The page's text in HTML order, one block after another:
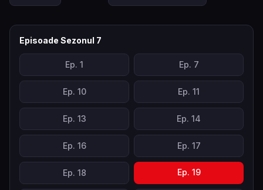
Episoade Sezonul 7
Ep. 1 Ep. 7
Ep. 10 Ep. 11
Ep. 13 Ep. 14
Ep. 16 Ep. 17
Ep. 18 Ep. 19